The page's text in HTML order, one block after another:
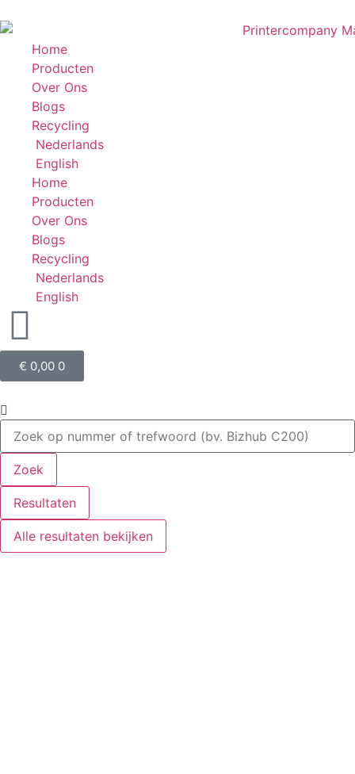
Home
Producten
Over Ons
Blogs
Recycling
Nederlands
English
Home
Producten
Over Ons
Blogs
Recycling
Nederlands
English
€ 0,00 0
Zoek
Resultaten
Alle resultaten bekijken